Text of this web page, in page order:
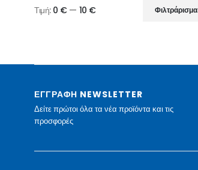
Ελάχιστη
Μέγιστη
Φιλτράρισμα
Τιμή: 0 €— 10 €
ΕΓΓΡΑΦΗ NEWSLETTER
Δείτε πρώτοι όλα τα νέα προϊόντα και τις
προσφορές